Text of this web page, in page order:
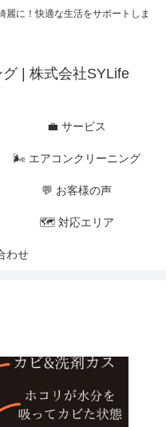
麗に！快適な生活をサポートしま
| 株式会社SYLife
💼 サービス
🌬 エアコンクリーニング
💬 お客様の声
🗺 対応エリア
わせ